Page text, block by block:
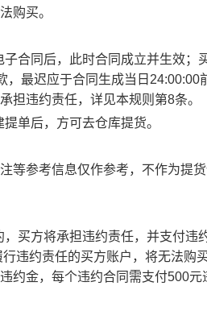
购买。
合同后，此时合同成立并生效；
，最迟应于合同生成当日
担违约责任，详见本规则第8条。
单后，方可去仓库提货。
等参考信息仅作参考，不作为提
买方将承担违约责任，并支付违
行违约责任的买方账户，将无法
约金，每个违约合同需支付500